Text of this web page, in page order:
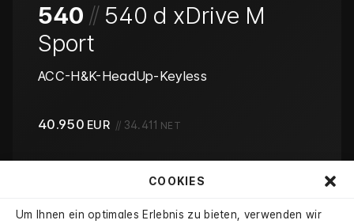
COOKIES
Um Ihnen ein optimales Erlebnis zu bieten, verwenden wir
540 // 540 d xDrive M
Sport
ACC-H&K-HeadUp-Keyless
40.950 EUR // 34.411 NET
reserviert